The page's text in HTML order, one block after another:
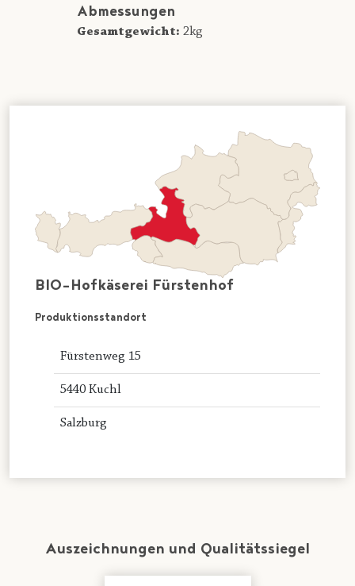
Abmessungen
Gesamtgewicht: 2kg
BIO-Hofkäserei Fürstenhof
Produktionsstandort
Fürstenweg 15
5440 Kuchl
Salzburg
Auszeichnungen und Qualitätssiegel